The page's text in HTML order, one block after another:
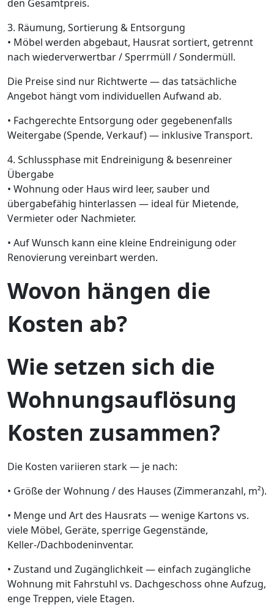
den Gesamtpreis.
3. Räumung, Sortierung & Entsorgung
• Möbel werden abgebaut, Hausrat sortiert, getrennt
nach wiederverwertbar / Sperrmüll / Sondermüll.
Die Preise sind nur Richtwerte — das tatsächliche
Angebot hängt vom individuellen Aufwand ab.
• Fachgerechte Entsorgung oder gegebenenfalls
Weitergabe (Spende, Verkauf) — inklusive Transport.
4. Schlussphase mit Endreinigung & besenreiner
Übergabe
• Wohnung oder Haus wird leer, sauber und
übergabefähig hinterlassen — ideal für Mietende,
Vermieter oder Nachmieter.
• Auf Wunsch kann eine kleine Endreinigung oder
Renovierung vereinbart werden.
Wovon hängen die
Kosten ab?
Wie setzen sich die
Wohnungsauflösung
Kosten zusammen?
Die Kosten variieren stark — je nach:
• Größe der Wohnung / des Hauses (Zimmeranzahl, m²).
• Menge und Art des Hausrats — wenige Kartons vs.
viele Möbel, Geräte, sperrige Gegenstände,
Keller-/Dachbodeninventar.
• Zustand und Zugänglichkeit — einfach zugängliche
Wohnung mit Fahrstuhl vs. Dachgeschoss ohne Aufzug,
enge Treppen, viele Etagen.